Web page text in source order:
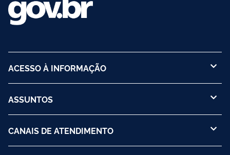
ACESSO À INFORMAÇÃO
ASSUNTOS
CANAIS DE ATENDIMENTO